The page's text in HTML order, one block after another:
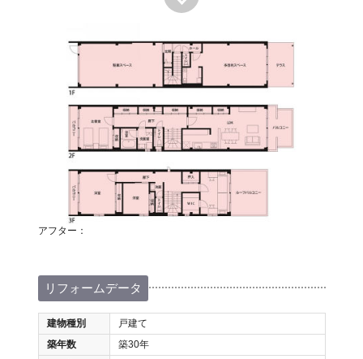
アフター：
リフォームデータ
建物種別
戸建て
築年数
築30年